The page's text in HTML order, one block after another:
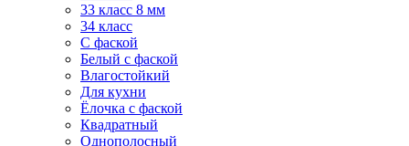
33 класс 8 мм
34 класс
C фаской
Белый с фаской
Влагостойкий
Для кухни
Ёлочка с фаской
Квадратный
Однополосный